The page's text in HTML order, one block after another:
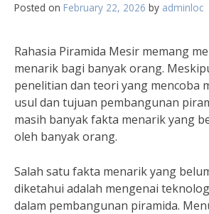
Posted on February 22, 2026 by adminloc
Rahasia Piramida Mesir memang
menarik bagi banyak orang.
penelitian dan teori yang mencoba
usul dan tujuan pembangunan
masih banyak fakta menarik yang
oleh banyak orang.
Salah satu fakta menarik yang
diketahui adalah mengenai
dalam pembangunan piramida.